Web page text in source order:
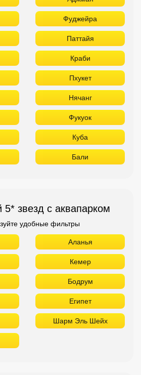
Фукуок
Куба
Бали
звезд с аквапарком
удобные фильтры
Аланья
Шарм Эль Шейх
отелей 4* звезды
удобные фильтры